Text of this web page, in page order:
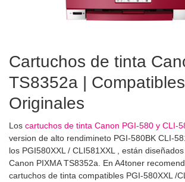
Cartuchos de tinta
TS8352a |
Originales
Los cartuchos de tinta Canon PGI-580 y CLI-
version de alto rendimineto PGI-580BK CLI-
los PGI580XXL / CLI581XXL , están
Canon PIXMA TS8352a. En A4toner
cartuchos de tinta compatibles PGI-580XXL /